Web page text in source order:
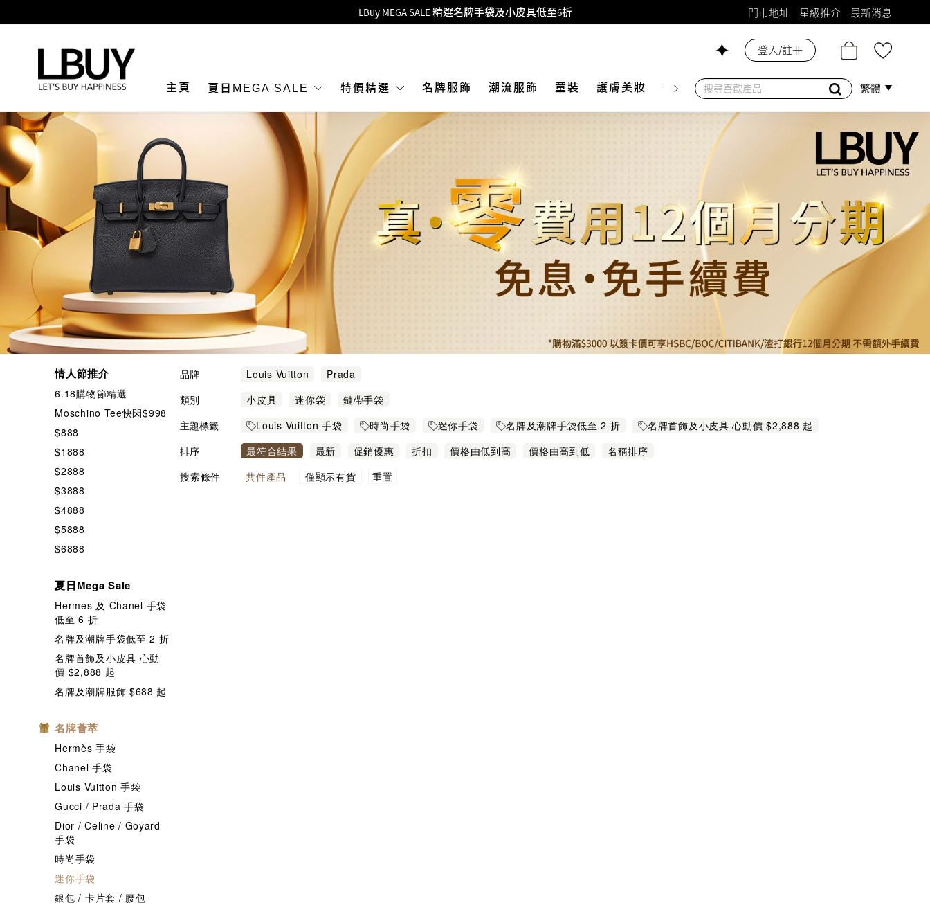
Goyard Hobo / Hobo Mini人氣限量特別版限時原價低至75折!
MOKO 1樓175號鋪旗艦店特設名牌Hermès、CHANEL及LV專區！
重要通告：銀行轉帳及轉數快付款注意事項
購物滿HKD500即享免運費！
LBuy獲香港知識產權署頒發2026《正版正貨承諾》商標
LBuy MEGA SALE 精選名牌手袋及小皮具低至6折
門市地址 星級推介 最新消息
主頁 夏日MEGA SALE 特價精選 名牌服飾 潮流服飾 童裝 護膚美妝 香水香薰 個人護理 母嬰護理 遊戲及精品
登入/註冊
繁體
情人節推介
6.18購物節精選
Moschino Tee快閃$998
$888
$1888
$2888
$3888
$4888
$5888
$6888
夏日Mega Sale
Hermes 及 Chanel 手袋
低至 6 折
名牌及潮牌手袋低至 2 折
名牌首飾及小皮具 心動
價 $2,888 起
名牌及潮牌服飾 $688 起
名牌薈萃
Hermès 手袋
Chanel 手袋
Louis Vuitton 手袋
Gucci / Prada 手袋
Dior / Celine / Goyard
手袋
時尚手袋
迷你手袋
銀包 / 卡片套 / 腰包
品牌 Louis Vuitton
Prada
類別
小皮具 迷你袋
鏈帶手袋
主題標籤
Louis Vuitton 手袋 時尚手袋 迷你手袋 名牌及潮牌手袋低至 2 折
名牌首飾及小皮具 心動價 $2,888 起
排序
最符合結果 最新 促銷優惠 折扣 價格由低到高 價格由高到低
名稱排序
搜索條件
共件產品 僅顯示有貨 重置